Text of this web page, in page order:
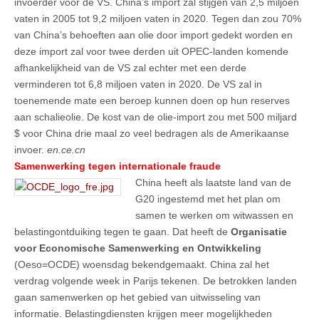
vaten in 2005 tot 9,2 miljoen vaten in 2020. Tegen dan zou 70%
van China’s behoeften aan olie door import gedekt worden en
deze import zal voor twee derden uit OPEC-landen komende
afhankelijkheid van de VS zal echter met een derde
verminderen tot 6,8 miljoen vaten in 2020. De VS zal in
toenemende mate een beroep kunnen doen op hun reserves
aan schalieolie. De kost van de olie-import zou met 500 miljard
$ voor China drie maal zo veel bedragen als de Amerikaanse
invoer. en.ce.cn
Samenwerking tegen internationale fraude
China heeft als laatste land van de
G20 ingestemd met het plan om
samen te werken om witwassen en
belastingontduiking tegen te gaan. Dat heeft de Organisatie
voor Economische Samenwerking en Ontwikkeling
(Oeso=OCDE) woensdag bekendgemaakt. China zal het
verdrag volgende week in Parijs tekenen. De betrokken landen
gaan samenwerken op het gebied van uitwisseling van
informatie. Belastingdiensten krijgen meer mogelijkheden